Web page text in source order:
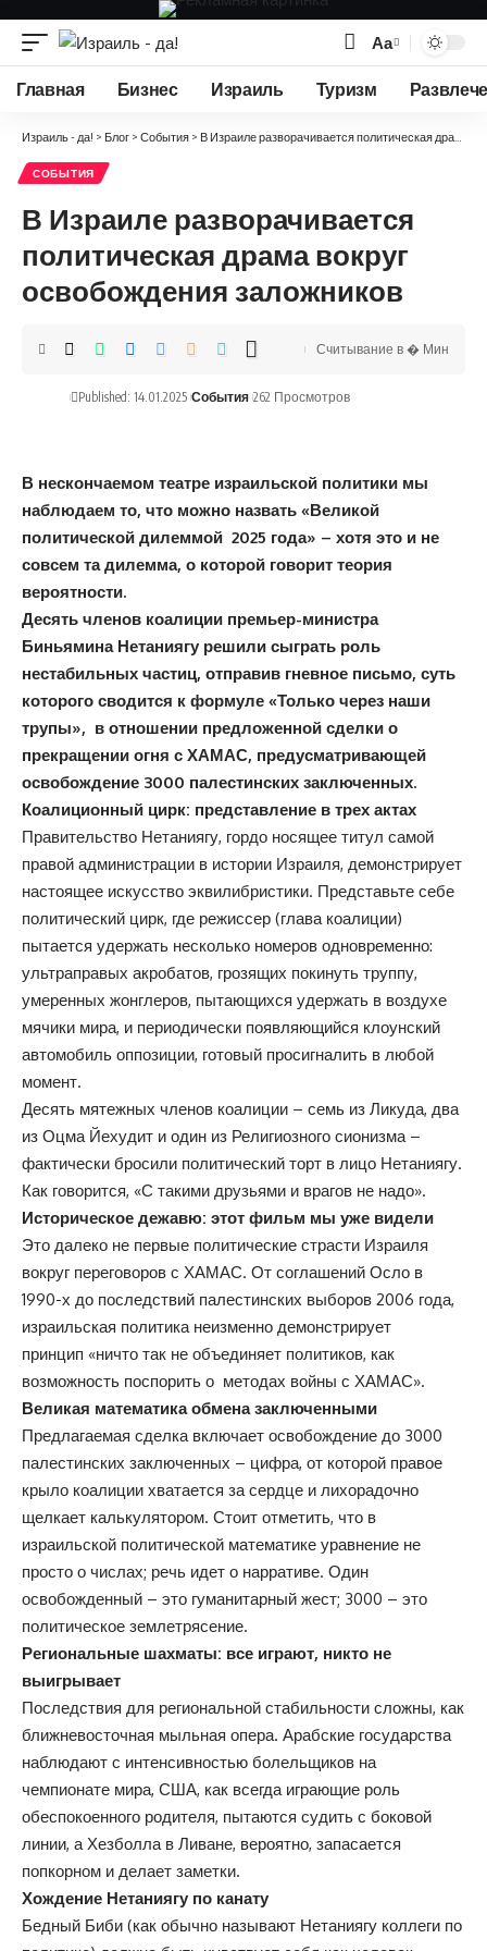
Изменение
размера
Аа
Главная Бизнес Израиль Туризм
Израиль - да! > Блог > События > В Израиле разворачивается политическая драма вокруг освобождения заложников
СОБЫТИЯ
В Израиле разворачивается
политическая драма вокруг
освобождения заложников
Published: 14.01.2025 События 262 Просмотров
Считывание в � Мин
В нескончаемом театре израильской политики мы
наблюдаем то, что можно назвать «Великой
политической дилеммой 2025 года» – хотя это и не
совсем та дилемма, о которой говорит теория
вероятности.
Десять членов коалиции премьер-министра
Биньямина Нетаниягу решили сыграть роль
нестабильных частиц, отправив гневное письмо, суть
которого сводится к формуле «Только через наши
трупы», в отношении предложенной сделки о
прекращении огня с ХАМАС, предусматривающей
освобождение 3000 палестинских заключенных.
Коалиционный цирк: представление в трех актах
Правительство Нетаниягу, гордо носящее титул самой
правой администрации в истории Израиля, демонстрирует
настоящее искусство эквилибристики. Представьте себе
политический цирк, где режиссер (глава коалиции)
пытается удержать несколько номеров одновременно:
ультраправых акробатов, грозящих покинуть труппу,
умеренных жонглеров, пытающихся удержать в воздухе
мячики мира, и периодически появляющийся клоунский
автомобиль оппозиции, готовый просигналить в любой
момент.
Десять мятежных членов коалиции – семь из Ликуда, два
из Оцма Йехудит и один из Религиозного сионизма –
фактически бросили политический торт в лицо Нетаниягу.
Как говорится, «С такими друзьями и врагов не надо».
Историческое дежавю: этот фильм мы уже видели
Это далеко не первые политические страсти Израиля
вокруг переговоров с ХАМАС. От соглашений Осло в
1990-х до последствий палестинских выборов 2006 года,
израильская политика неизменно демонстрирует
принцип «ничто так не объединяет политиков, как
возможность поспорить о методах войны с ХАМАС».
Великая математика обмена заключенными
Предлагаемая сделка включает освобождение до 3000
палестинских заключенных – цифра, от которой правое
крыло коалиции хватается за сердце и лихорадочно
щелкает калькулятором. Стоит отметить, что в
израильской политической математике уравнение не
просто о числах; речь идет о нарративе. Один
освобожденный – это гуманитарный жест; 3000 – это
политическое землетрясение.
Региональные шахматы: все играют, никто не
выигрывает
Последствия для региональной стабильности сложны, как
ближневосточная мыльная опера. Арабские государства
наблюдают с интенсивностью болельщиков на
чемпионате мира, США, как всегда играющие роль
обеспокоенного родителя, пытаются судить с боковой
линии, а Хезболла в Ливане, вероятно, запасается
попкорном и делает заметки.
Хождение Нетаниягу по канату
Бедный Биби (как обычно называют Нетаниягу коллеги по